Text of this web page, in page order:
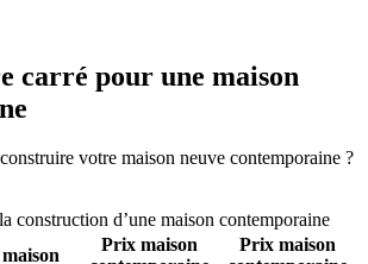
carré pour une maison
votre maison neuve contemporaine ?
construction d’une maison contemporaine
Prix maison
Prix maison